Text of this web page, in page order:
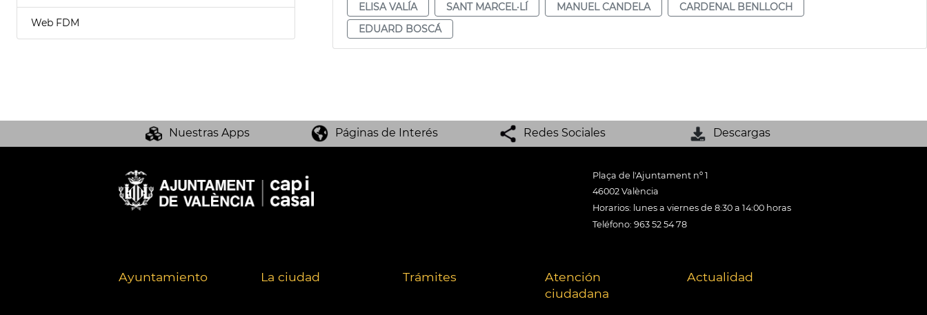
Web FDM
ELISA VALÍA
SANT MARCEL·LÍ MANUEL CANDELA
CARDENAL BENLLOCH
EDUARD BOSCÁ
Nuestras Apps Páginas de Interés Redes Sociales Descargas
Plaça de l'Ajuntament nº 1
46002 València
Horarios: lunes a viernes de 8:30 a 14:00 horas
Teléfono: 963 52 54 78
Ayuntamiento La ciudad Trámites
Atención
ciudadana
Actualidad